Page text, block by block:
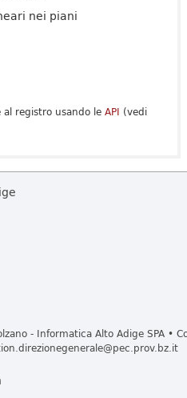
nei piani
al registro usando le API (vedi
- Informatica Alto Adige SPA •